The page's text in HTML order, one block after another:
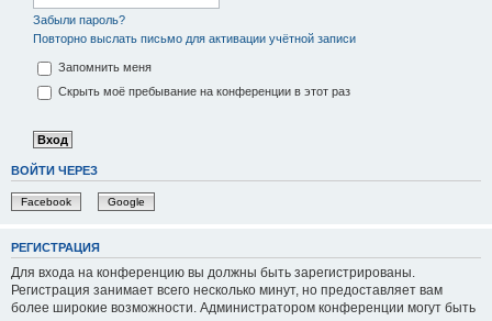
Забыли пароль?
Повторно выслать письмо для активации учётной записи
Запомнить меня
Скрыть моё пребывание на конференции в этот раз
ВОЙТИ ЧЕРЕЗ
Facebook Google
РЕГИСТРАЦИЯ
Для входа на конференцию вы должны быть зарегистрированы.
Регистрация занимает всего несколько минут, но предоставляет вам
более широкие возможности. Администратором конференции могут быть